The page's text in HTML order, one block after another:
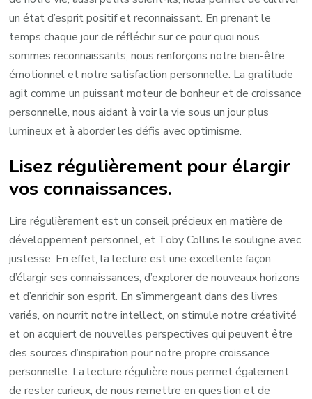
un état d’esprit positif et reconnaissant. En prenant le
temps chaque jour de réfléchir sur ce pour quoi nous
sommes reconnaissants, nous renforçons notre bien-être
émotionnel et notre satisfaction personnelle. La gratitude
agit comme un puissant moteur de bonheur et de croissance
personnelle, nous aidant à voir la vie sous un jour plus
lumineux et à aborder les défis avec optimisme.
Lisez régulièrement pour élargir
vos connaissances.
Lire régulièrement est un conseil précieux en matière de
développement personnel, et Toby Collins le souligne avec
justesse. En effet, la lecture est une excellente façon
d’élargir ses connaissances, d’explorer de nouveaux horizons
et d’enrichir son esprit. En s’immergeant dans des livres
variés, on nourrit notre intellect, on stimule notre créativité
et on acquiert de nouvelles perspectives qui peuvent être
des sources d’inspiration pour notre propre croissance
personnelle. La lecture régulière nous permet également
de rester curieux, de nous remettre en question et de